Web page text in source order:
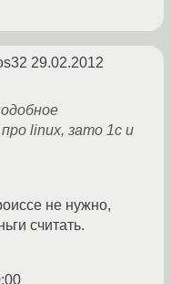
29.02.2012
linux, зато 1с и
не нужно,
считать.